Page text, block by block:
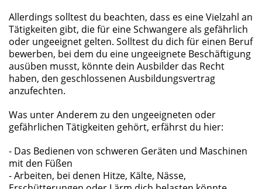
Allerdings solltest du beachten, dass es eine Vielzahl an
Tätigkeiten gibt, die für eine Schwangere als gefährlich
oder ungeeignet gelten. Solltest du dich für einen Beruf
bewerben, bei dem du eine ungeeignete Beschäftigung
ausüben musst, könnte dein Ausbilder das Recht
haben, den geschlossenen Ausbildungsvertrag
anzufechten.
Was unter Anderem zu den ungeeigneten oder
gefährlichen Tätigkeiten gehört, erfährst du hier:
- Das Bedienen von schweren Geräten und Maschinen
mit den Füßen
- Arbeiten, bei denen Hitze, Kälte, Nässe,